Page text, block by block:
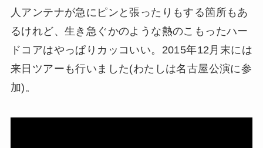
人アンテナが急にピンと張ったりもする箇所もあ
るけれど、生き急ぐかのような熱のこもったハー
ドコアはやっぱりカッコいい。2015年12月末には
来日ツアーも行いました(わたしは名古屋公演に参
加)。